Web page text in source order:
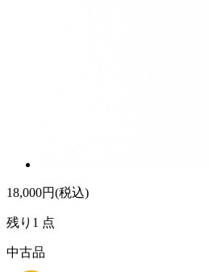
18,000円(税込)
残り1 点
中古品